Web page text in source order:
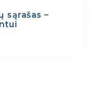
sąrašas –